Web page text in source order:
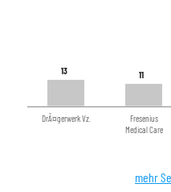
13
13 11
11
DrÃ¤gerwerk Vz.
Fresenius
Medical Care
mehr